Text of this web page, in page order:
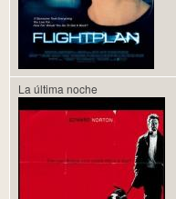
La última noche